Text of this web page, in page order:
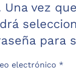
vez
para
electrónico *